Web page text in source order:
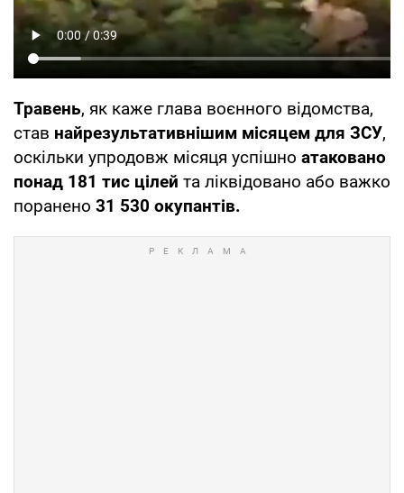
Травень, як каже глава воєнного відомства,
став найрезультативнішим місяцем для ЗСУ,
оскільки упродовж місяця успішно атаковано
понад 181 тис цілей та ліквідовано або важко
поранено 31 530 окупантів.